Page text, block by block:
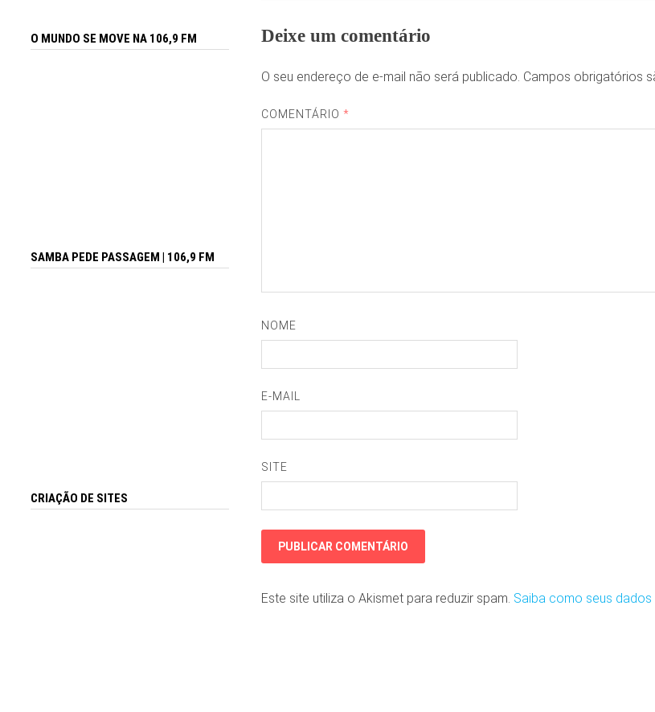
Deixe um comentário
O seu endereço de e-mail não será publicado. Campos obrigatórios
COMENTÁRIO*
NOME
E-MAIL
SITE
Este site utiliza o Akismet para reduzir spam. Saiba como seus
O MUNDO SE MOVE NA 106,9 FM
SAMBA PEDE PASSAGEM | 106,9 FM
CRIAÇÃO DE SITES